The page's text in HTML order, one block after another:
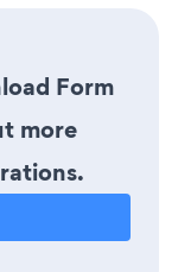
Form
more